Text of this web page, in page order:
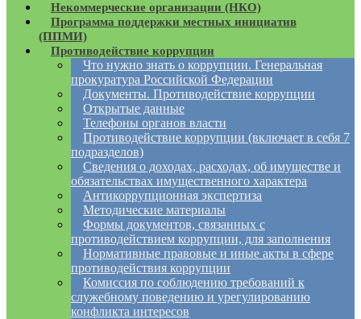
Некоммерческие организации (НКО)
Программа поддержки местных инициатив
(ППМИ)
Противодействие коррупции
Что нужно знать о коррупции. Генеральная
прокуратура Российской Федерации
Документы. Противодействие коррупции
Открытые данные
Телефоны органов власти
Противодействие коррупции (включает в себя 7
подразделов)
Сведения о доходах, расходах, об имуществе и
обязательствах имущественного характера
Антикоррупционная экспертиза
Методические материалы
Формы документов, связанных с
противодействием коррупции, для заполнения
Нормативные правовые и иные акты в сфере
противодействия коррупции
Комиссия по соблюдению требований к
служебному поведению и урегулированию
конфликта интересов